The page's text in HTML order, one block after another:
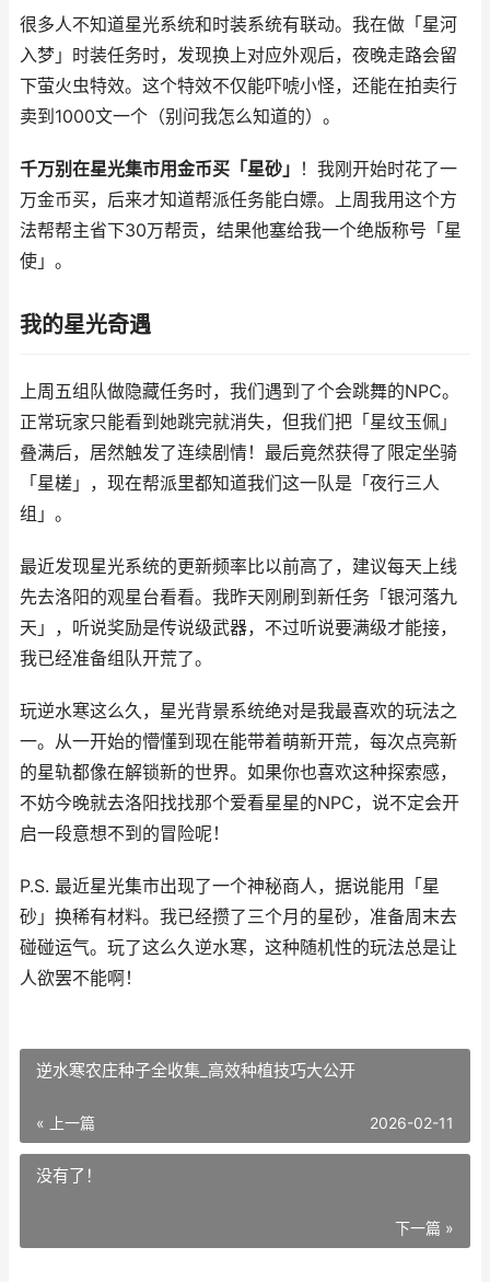
很多人不知道星光系统和时装系统有联动。我在做「星河
入梦」时装任务时，发现换上对应外观后，夜晚走路会留
下萤火虫特效。这个特效不仅能吓唬小怪，还能在拍卖行
卖到1000文一个（别问我怎么知道的）。
千万别在星光集市用金币买「星砂」
！我刚开始时花了一
万金币买，后来才知道帮派任务能白嫖。上周我用这个方
法帮帮主省下30万帮贡，结果他塞给我一个绝版称号「星
使」。
我的星光奇遇
上周五组队做隐藏任务时，我们遇到了个会跳舞的NPC。
正常玩家只能看到她跳完就消失，但我们把「星纹玉佩」
叠满后，居然触发了连续剧情！最后竟然获得了限定坐骑
「星槎」，现在帮派里都知道我们这一队是「夜行三人
组」。
最近发现星光系统的更新频率比以前高了，建议每天上线
先去洛阳的观星台看看。我昨天刚刷到新任务「银河落九
天」，听说奖励是传说级武器，不过听说要满级才能接，
我已经准备组队开荒了。
玩逆水寒这么久，星光背景系统绝对是我最喜欢的玩法之
一。从一开始的懵懂到现在能带着萌新开荒，每次点亮新
的星轨都像在解锁新的世界。如果你也喜欢这种探索感，
不妨今晚就去洛阳找找那个爱看星星的NPC，说不定会开
启一段意想不到的冒险呢！
P.S. 最近星光集市出现了一个神秘商人，据说能用「星
砂」换稀有材料。我已经攒了三个月的星砂，准备周末去
碰碰运气。玩了这么久逆水寒，这种随机性的玩法总是让
人欲罢不能啊！
逆水寒农庄种子全收集_高效种植技巧大公开
« 上一篇 2026-02-11
没有了！
下一篇 »